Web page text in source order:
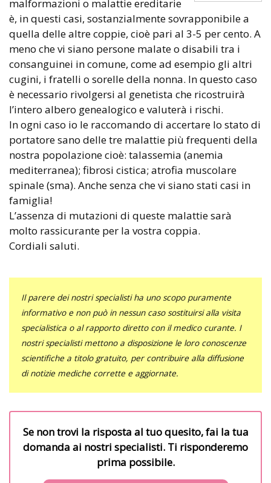
malformazioni o malattie ereditarie
è, in questi casi, sostanzialmente sovrapponibile a
quella delle altre coppie, cioè pari al 3-5 per cento. A
meno che vi siano persone malate o disabili tra i
consanguinei in comune, come ad esempio gli altri
cugini, i fratelli o sorelle della nonna. In questo caso
è necessario rivolgersi al genetista che ricostruirà
l’intero albero genealogico e valuterà i rischi.
In ogni caso io le raccomando di accertare lo stato di
portatore sano delle tre malattie più frequenti della
nostra popolazione cioè: talassemia (anemia
mediterranea); fibrosi cistica; atrofia muscolare
spinale (sma). Anche senza che vi siano stati casi in
famiglia!
L’assenza di mutazioni di queste malattie sarà
molto rassicurante per la vostra coppia.
Cordiali saluti.
Il parere dei nostri specialisti ha uno scopo puramente
informativo e non può in nessun caso sostituirsi alla visita
specialistica o al rapporto diretto con il medico curante. I
nostri specialisti mettono a disposizione le loro conoscenze
scientifiche a titolo gratuito, per contribuire alla diffusione
di notizie mediche corrette e aggiornate.
Se non trovi la risposta al tuo quesito, fai la tua
domanda ai nostri specialisti. Ti risponderemo
prima possibile.